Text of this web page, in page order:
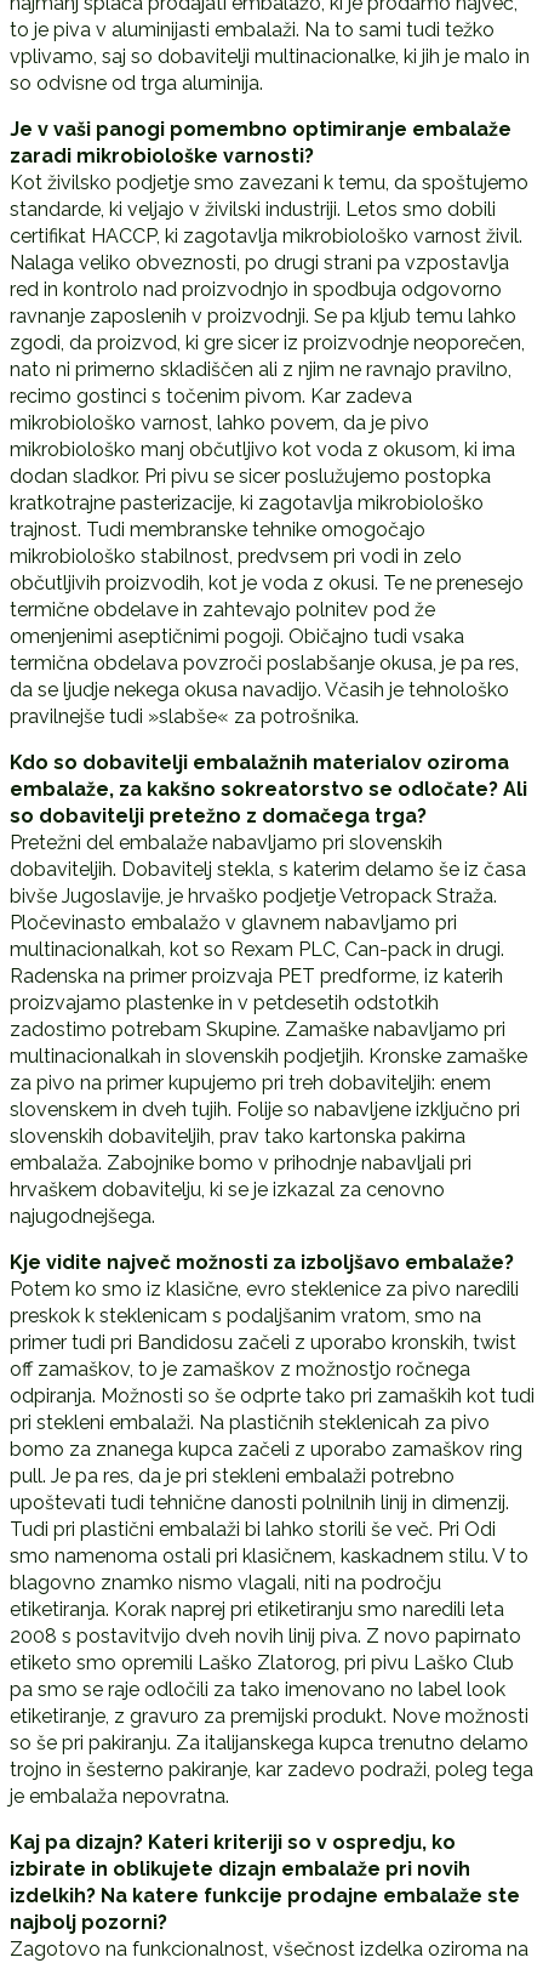
to je piva v aluminijasti embalaži. Na to sami tudi težko
vplivamo, saj so dobavitelji multinacionalke, ki jih je malo in
so odvisne od trga aluminija.
Je v vaši panogi pomembno optimiranje embalaže
zaradi mikrobiološke varnosti?
Kot živilsko podjetje smo zavezani k temu, da spoštujemo
standarde, ki veljajo v živilski industriji. Letos smo dobili
certifikat HACCP, ki zagotavlja mikrobiološko varnost živil.
Nalaga veliko obveznosti, po drugi strani pa vzpostavlja
red in kontrolo nad proizvodnjo in spodbuja odgovorno
ravnanje zaposlenih v proizvodnji. Se pa kljub temu lahko
zgodi, da proizvod, ki gre sicer iz proizvodnje neoporečen,
nato ni primerno skladiščen ali z njim ne ravnajo pravilno,
recimo gostinci s točenim pivom. Kar zadeva
mikrobiološko varnost, lahko povem, da je pivo
mikrobiološko manj občutljivo kot voda z okusom, ki ima
dodan sladkor. Pri pivu se sicer poslužujemo postopka
kratkotrajne pasterizacije, ki zagotavlja mikrobiološko
trajnost. Tudi membranske tehnike omogočajo
mikrobiološko stabilnost, predvsem pri vodi in zelo
občutljivih proizvodih, kot je voda z okusi. Te ne prenesejo
termične obdelave in zahtevajo polnitev pod že
omenjenimi aseptičnimi pogoji. Običajno tudi vsaka
termična obdelava povzroči poslabšanje okusa, je pa res,
da se ljudje nekega okusa navadijo. Včasih je tehnološko
pravilnejše tudi »slabše« za potrošnika.
Kdo so dobavitelji embalažnih materialov oziroma
embalaže, za kakšno sokreatorstvo se odločate? Ali
so dobavitelji pretežno z domačega trga?
Pretežni del embalaže nabavljamo pri slovenskih
dobaviteljih. Dobavitelj stekla, s katerim delamo še iz časa
bivše Jugoslavije, je hrvaško podjetje Vetropack Straža.
Pločevinasto embalažo v glavnem nabavljamo pri
multinacionalkah, kot so Rexam PLC, Can-pack in drugi.
Radenska na primer proizvaja PET predforme, iz katerih
proizvajamo plastenke in v petdesetih odstotkih
zadostimo potrebam Skupine. Zamaške nabavljamo pri
multinacionalkah in slovenskih podjetjih. Kronske zamaške
za pivo na primer kupujemo pri treh dobaviteljih: enem
slovenskem in dveh tujih. Folije so nabavljene izključno pri
slovenskih dobaviteljih, prav tako kartonska pakirna
embalaža. Zabojnike bomo v prihodnje nabavljali pri
hrvaškem dobavitelju, ki se je izkazal za cenovno
najugodnejšega.
Kje vidite največ možnosti za izboljšavo embalaže?
Potem ko smo iz klasične, evro steklenice za pivo naredili
preskok k steklenicam s podaljšanim vratom, smo na
primer tudi pri Bandidosu začeli z uporabo kronskih, twist
off zamaškov, to je zamaškov z možnostjo ročnega
odpiranja. Možnosti so še odprte tako pri zamaških kot tudi
pri stekleni embalaži. Na plastičnih steklenicah za pivo
bomo za znanega kupca začeli z uporabo zamaškov ring
pull. Je pa res, da je pri stekleni embalaži potrebno
upoštevati tudi tehnične danosti polnilnih linij in dimenzij.
Tudi pri plastični embalaži bi lahko storili še več. Pri Odi
smo namenoma ostali pri klasičnem, kaskadnem stilu. V to
blagovno znamko nismo vlagali, niti na področju
etiketiranja. Korak naprej pri etiketiranju smo naredili leta
2008 s postavitvijo dveh novih linij piva. Z novo papirnato
etiketo smo opremili Laško Zlatorog, pri pivu Laško Club
pa smo se raje odločili za tako imenovano no label look
etiketiranje, z gravuro za premijski produkt. Nove možnosti
so še pri pakiranju. Za italijanskega kupca trenutno delamo
trojno in šesterno pakiranje, kar zadevo podraži, poleg tega
je embalaža nepovratna.
Kaj pa dizajn? Kateri kriteriji so v ospredju, ko
izbirate in oblikujete dizajn embalaže pri novih
izdelkih? Na katere funkcije prodajne embalaže ste
najbolj pozorni?
Zagotovo na funkcionalnost, všečnost izdelka oziroma na